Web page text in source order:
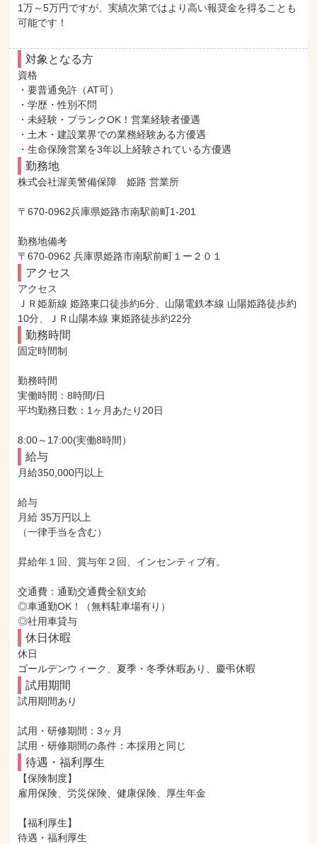
1万～5万円ですが、実績次第ではより高い報奨金を得ることも
可能です！
対象となる方
資格
・要普通免許（AT可）
・学歴・性別不問
・未経験・ブランクOK！営業経験者優遇
・土木・建設業界での業務経験ある方優遇
・生命保険営業を3年以上経験されている方優遇
勤務地
株式会社渥美警備保障　姫路 営業所
〒670-0962兵庫県姫路市南駅前町1-201
勤務地備考
〒670-0962 兵庫県姫路市南駅前町１ー２０１
アクセス
アクセス
ＪＲ姫新線 姫路東口徒歩約6分、山陽電鉄本線 山陽姫路徒歩約
10分、ＪＲ山陽本線 東姫路徒歩約22分
勤務時間
固定時間制
勤務時間
実働時間：8時間/日
平均勤務日数：1ヶ月あたり20日
8:00～17:00(実働8時間）
給与
月給350,000円以上
給与
月給 35万円以上
（一律手当を含む）
昇給年１回、賞与年２回、インセンティブ有。
交通費：通勤交通費全額支給
◎車通勤OK！（無料駐車場有り）
◎社用車貸与
休日休暇
休日
ゴールデンウィーク、夏季・冬季休暇あり、慶弔休暇
試用期間
試用期間あり
試用・研修期間：3ヶ月
待遇・福利厚生
【保険制度】
雇用保険、労災保険、健康保険、厚生年金
【福利厚生】
待遇・福利厚生